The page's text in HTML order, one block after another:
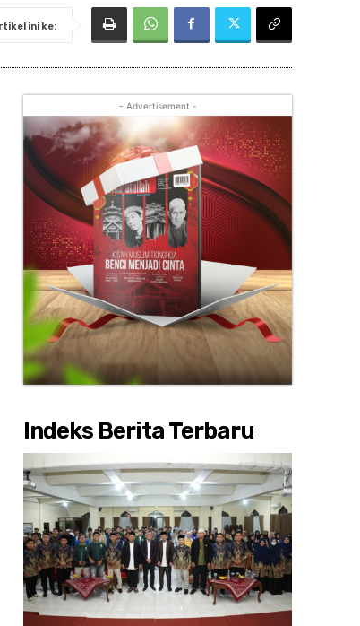
ini ke:
- Advertisement -
Indeks Berita Terbaru